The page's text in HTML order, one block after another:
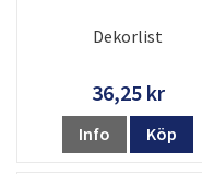
Dekorlist
36,25 kr
Info Köp